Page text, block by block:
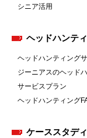
シニア活用
ヘッドハンテ
ヘッドハンティング
ジーニアスのヘッド
サービスプラン
ヘッドハンティング
ケーススタディ